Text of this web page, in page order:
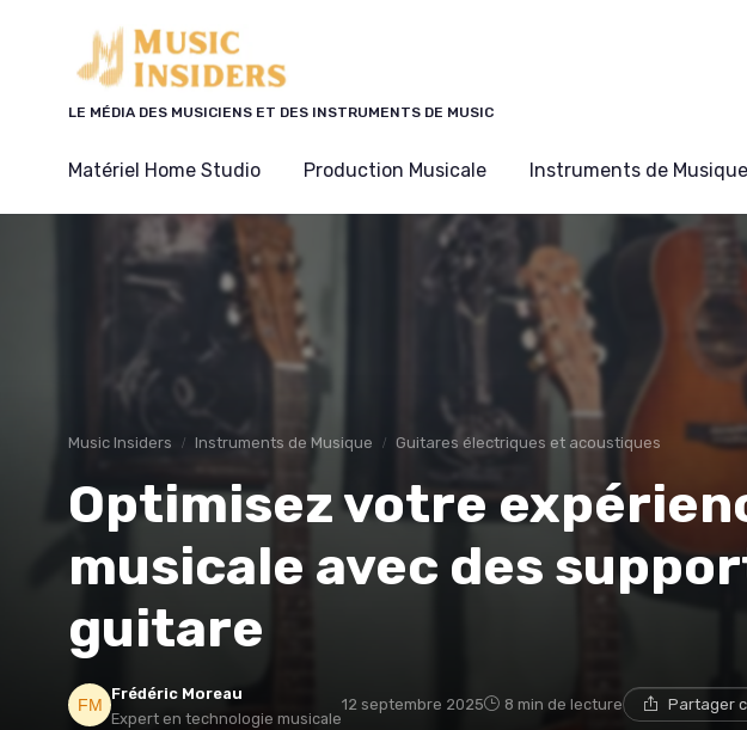
LE MÉDIA DES MUSICIENS ET DES INSTRUMENTS DE MUSIC
Matériel Home Studio Production Musicale Instruments de Musique
Music Insiders Instruments de Musique Guitares électriques et acoustiques
Optimisez votre
musicale avec des
guitare
Frédéric Moreau
Expert en technologie musicale
12 septembre 2025 8 min de lecture Partager